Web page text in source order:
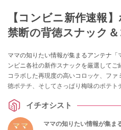
【コンビニ新作速報
禁断の背徳スナック
ママの知りたい情報が集まるアンテナ「
ンビニ各社の新作スナックを厳選して
コラボした再現度の高いコロッケ、フ
徳ポテチ、そしてさっぱり梅味のポテト
イチオシスト
ママの知りたい情報が集ま